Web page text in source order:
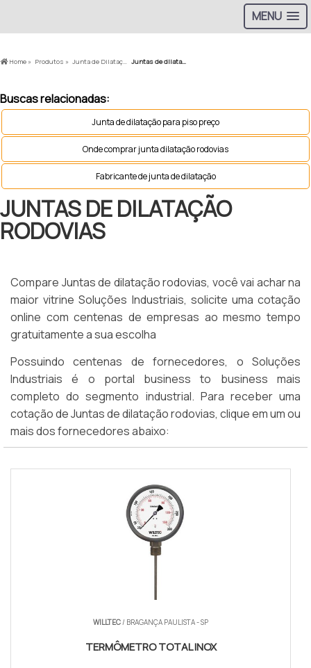
MENU
Home » Produtos » Junta de Dilatação em Rodovias » Juntas de dilatação rodovias
Buscas relacionadas:
Junta de dilatação para piso preço
Onde comprar junta dilatação rodovias
Fabricante de junta de dilatação
JUNTAS DE DILATAÇÃO
RODOVIAS
Compare Juntas de dilatação rodovias, você vai achar na
maior vitrine Soluções Industriais, solicite uma cotação
online com centenas de empresas ao mesmo tempo
gratuitamente a sua escolha
Possuindo centenas de fornecedores, o Soluções
Industriais é o portal business to business mais
completo do segmento industrial. Para receber uma
cotação de Juntas de dilatação rodovias, clique em um ou
mais dos fornecedores abaixo:
WILLTEC/ BRAGANÇA PAULISTA - SP
TERMÔMETRO TOTAL INOX